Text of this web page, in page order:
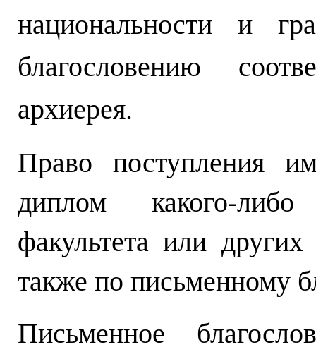
национальности и
благословению
архиерея.
Право поступления
диплом какого-либо
факультета или
также по письменному
Письменное